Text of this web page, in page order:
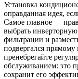
Установка
оправданная идея,
Самое главное —
выбрать
фильтрации и
подвергался
пренебрегайте
обслуживанием: это
сохранит его